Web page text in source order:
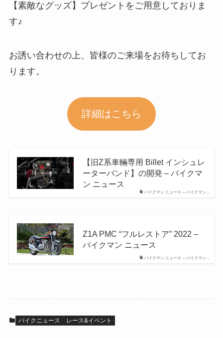
【素敵なグッズ】プレゼントをご用意しておりま
す♪
お誘い合わせの上、皆様のご来場をお待ちしてお
ります。
詳細はこちら
バイクマン ニュース – バイクマン…
【旧Z系車輛専用 Billet インシュレ
ーターバンド】の開発 – バイクマ
ン ニュース
バイクマン ニュース – バイクマン…
Z1A PMC “フルレストア” 2022 –
バイクマン ニュース
バイクニュース レース&イベント